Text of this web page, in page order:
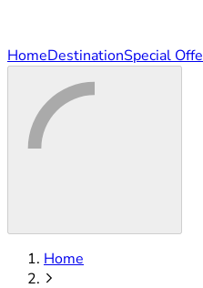
HomeDestinationSpecial
Home